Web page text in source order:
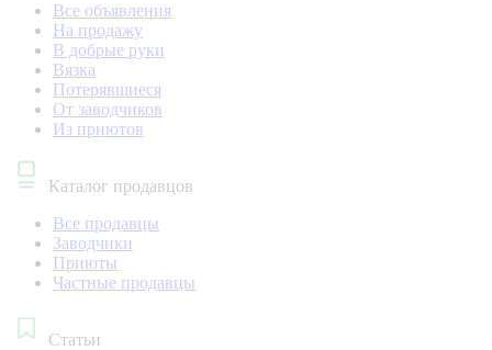
Все объявления
На продажу
В добрые руки
Вязка
Потерявшиеся
От заводчиков
Из приютов
Каталог продавцов
Все продавцы
Заводчики
Приюты
Частные продавцы
Статьи